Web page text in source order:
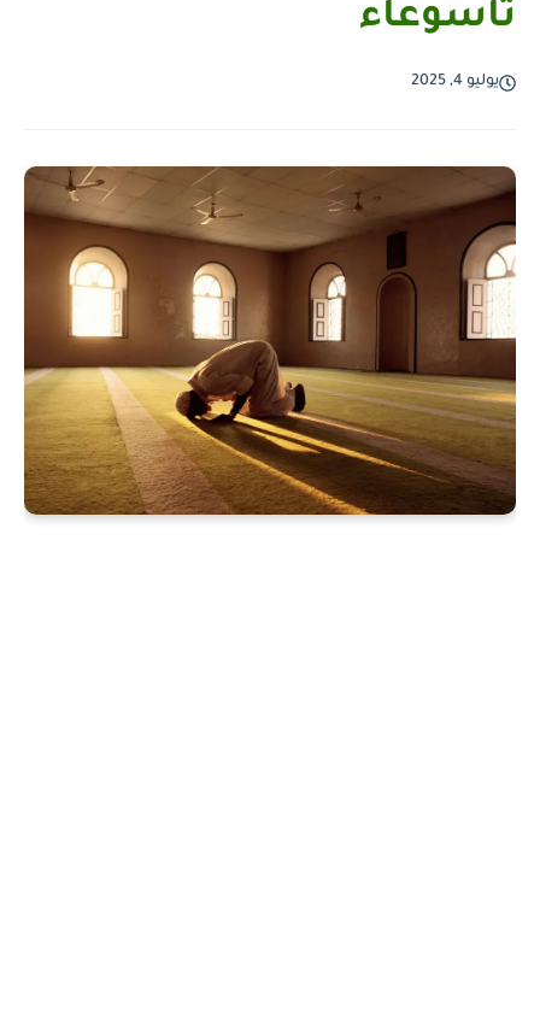
تاسوعاء
يوليو 4, 2025